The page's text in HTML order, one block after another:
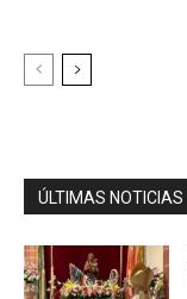
ÚLTIMAS NOTICIAS